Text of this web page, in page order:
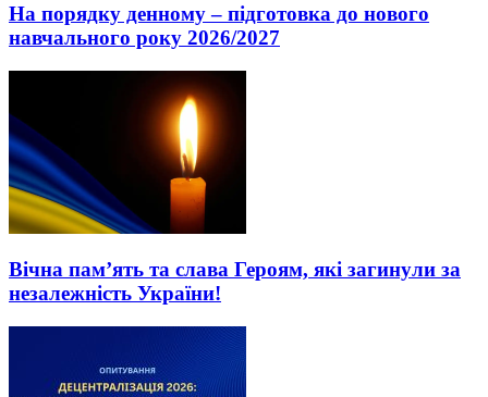
На порядку денному – підготовка до нового
навчального року 2026/2027
Вічна пам’ять та слава Героям, які загинули за
незалежність України!